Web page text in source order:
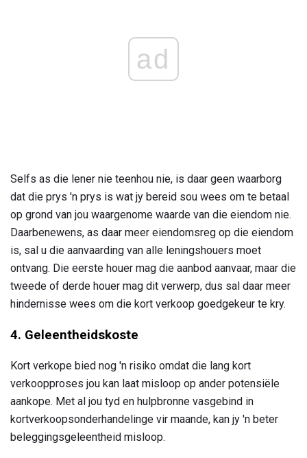
ad
Selfs as die lener nie teenhou nie, is daar geen waarborg
dat die prys 'n prys is wat jy bereid sou wees om te betaal
op grond van jou waargenome waarde van die eiendom nie.
Daarbenewens, as daar meer eiendomsreg op die eiendom
is, sal u die aanvaarding van alle leningshouers moet
ontvang. Die eerste houer mag die aanbod aanvaar, maar die
tweede of derde houer mag dit verwerp, dus sal daar meer
hindernisse wees om die kort verkoop goedgekeur te kry.
4. Geleentheidskoste
Kort verkope bied nog 'n risiko omdat die lang kort
verkoopproses jou kan laat misloop op ander potensiële
aankope. Met al jou tyd en hulpbronne vasgebind in
kortverkoopsonderhandelinge vir maande, kan jy 'n beter
beleggingsgeleentheid misloop.